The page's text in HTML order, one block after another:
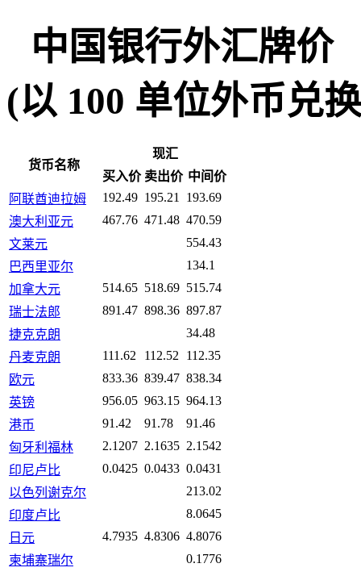
中国银行外汇牌价
(以 100 单位外币兑
货币名称
现汇
买入价 卖出价 中间价
阿联酋迪拉姆
192.49 195.21
193.69
澳大利亚元
467.76 471.48 470.59
文莱元
554.43
巴西里亚尔
134.1
加拿大元
514.65 518.69 515.74
瑞士法郎
891.47 898.36 897.87
捷克克朗
34.48
丹麦克朗
111.62 112.52
112.35
欧元
833.36 839.47 838.34
英镑
956.05 963.15 964.13
港币
91.42 91.78
91.46
匈牙利福林
2.1207 2.1635 2.1542
印尼卢比
0.0425 0.0433 0.0431
以色列谢克尔
213.02
印度卢比
8.0645
日元
4.7935 4.8306 4.8076
柬埔寨瑞尔
0.1776